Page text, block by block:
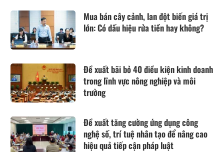
Mua bán cây cảnh, lan đột biến giá trị
lớn: Có dấu hiệu rửa tiền hay không?
Đề xuất bãi bỏ 40 điều kiện kinh doanh
trong lĩnh vực nông nghiệp và môi
trường
Đề xuất tăng cường ứng dụng công
nghệ số, trí tuệ nhân tạo để nâng cao
hiệu quả tiếp cận pháp luật